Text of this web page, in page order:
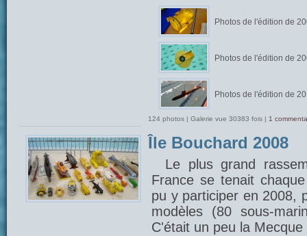
Photos de l'édition de
Photos de l'édition de
Photos de l'édition de
124 photos | Galerie vue 30383 fois | 1
Île Bouchard 2008
Le plus grand
France se tenait
pu y participer en 2008,
modèles (80 sous-
C'était un peu la